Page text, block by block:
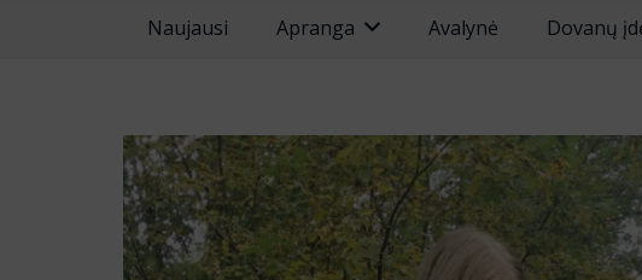
Naujausi Apranga Avalynė Dovanų